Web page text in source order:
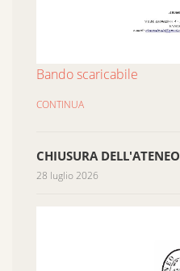
Bando scaricabile
CONTINUA
CHIUSURA DELL'ATENEO
28 luglio 2026